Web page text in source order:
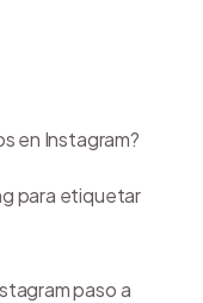
en Instagram?
para etiquetar
paso a